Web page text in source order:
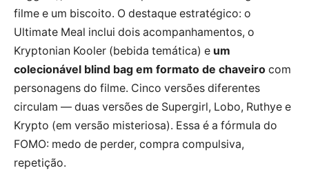
filme e um biscoito. O destaque estratégico: o
Ultimate Meal inclui dois acompanhamentos, o
Kryptonian Kooler (bebida temática) e um
colecionável blind bag em formato de chaveiro com
personagens do filme. Cinco versões diferentes
circulam — duas versões de Supergirl, Lobo, Ruthye e
Krypto (em versão misteriosa). Essa é a fórmula do
FOMO: medo de perder, compra compulsiva,
repetição.